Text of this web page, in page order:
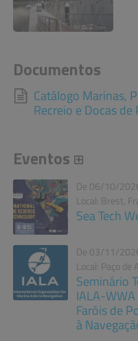
Documentos
Catálogo Marinas,
Recreio e Docas de
Eventos
De 06/10/
Local: Brest,
Sea Tech
De 03/11/
Local: Paço de
Seminário
IALA-
Faróis de
à